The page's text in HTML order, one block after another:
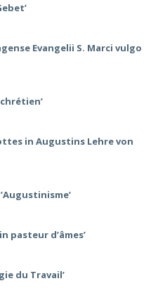
Evangelii S. Marci vulgo
in Augustins Lehre von
pasteur d’âmes’
du Travail’